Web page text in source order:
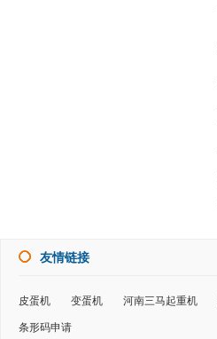
友情链接
皮蛋机 变蛋机 河南三马起重机
条形码申请